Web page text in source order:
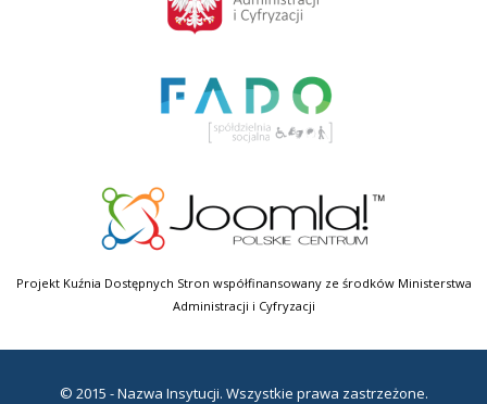
Projekt Kuźnia Dostępnych Stron współfinansowany ze środków Ministerstwa
Administracji i Cyfryzacji
© 2015 - Nazwa Insytucji. Wszystkie prawa zastrzeżone.